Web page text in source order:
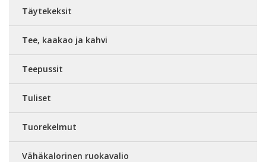
Täytekeksit
Tee, kaakao ja kahvi
Teepussit
Tuliset
Tuorekelmut
Vähäkalorinen ruokavalio